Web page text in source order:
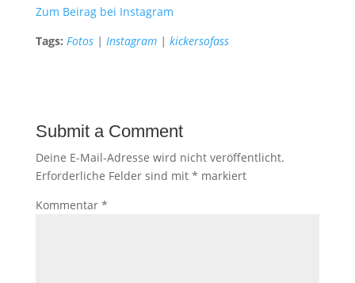
Zum Beirag bei Instagram
Tags: Fotos| Instagram| kickersofass
Submit a Comment
Deine E-Mail-Adresse wird nicht veröffentlicht.
Erforderliche Felder sind mit * markiert
Kommentar *